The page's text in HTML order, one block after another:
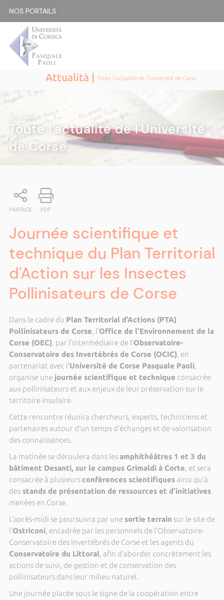
NOS PORTAILS :
Attualità |Toute l'actualité de l'Université de Corse
ATTUALITÀ|
Toute l'actualité de l'Université
de Corse
PARTAGE PDF
Journée scientifique et
technique du Plan Territorial
d'Action sur les Insectes
Pollinisateurs de Corse
Dans le cadre du Plan Territorial d’Actions (PTA)
Pollinisateurs de Corse, l’Office de l’Environnement de la
Corse (OEC), par l’intermédiaire de l’Observatoire-
Conservatoire des Invertébrés de Corse (OCIC), en
partenariat avec l’Université de Corse Pasquale Paoli,
organise une journée scientifique et technique consacrée
aux pollinisateurs et aux enjeux de leur préservation sur le
territoire insulaire.
Cette rencontre réunira chercheurs, experts, techniciens et
partenaires autour d’un temps d’échanges et de valorisation
des connaissances.
La matinée se déroulera dans lesamphithéâtres 1 et 3 du
bâtiment Desanti, sur le campus Grimaldi à Corte, et sera
consacrée à plusieursconférences scientifiquesainsi qu’à
desstands de présentation de ressources et d’initiatives
menées en Corse.
L’après-midi se poursuivra par une sortie terrain sur le site de
l’Ostriconi, encadrée par les personnels de l’Observatoire-
Conservatoire des Invertébrés de Corse et les agents du
Conservatoire du Littoral, afin d’aborder concrètement les
actions de suivi, de gestion et de conservation des
pollinisateurs dans leur milieu naturel.
Une journée placée sous le signe de la coopération entre